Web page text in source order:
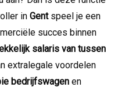
in Gentspeel je een
succes binnen
salaris van tussen
extralegale voordelen
bedrijfswagen en